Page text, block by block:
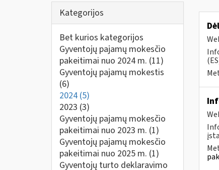
Kategorijos
Bet kurios kategorijos
Gyventojų pajamų mokesčio
pakeitimai nuo 2024 m. (11)
Gyventojų pajamų mokestis
(6)
2024 (5)
2023 (3)
Gyventojų pajamų mokesčio
pakeitimai nuo 2023 m. (1)
Gyventojų pajamų mokesčio
pakeitimai nuo 2025 m. (1)
Gyventojų turto deklaravimo